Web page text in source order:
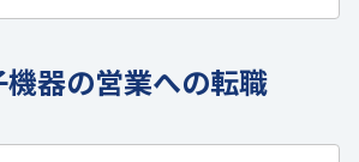
器の営業への転職